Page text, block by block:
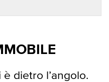
dietro l’angolo.